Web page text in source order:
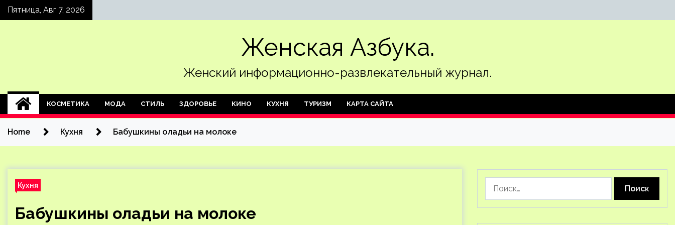
SkipПятница, Авг 7, 2026
Женская Азбука.
Женский информационно-развлекательный журнал.
КОСМЕТИКА МОДА СТИЛЬ ЗДОРОВЬЕ КИНО КУХНЯ ТУРИЗМ КАРТА САЙТА
Home Кухня Бабушкины оладьи на молоке
Кухня
Бабушкины оладьи на молоке